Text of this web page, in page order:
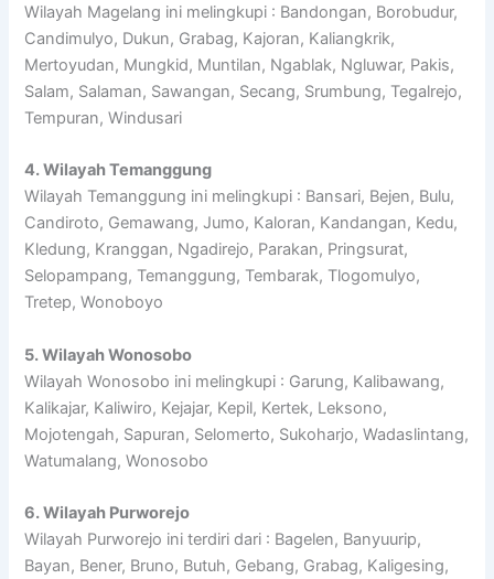
Wilayah Magelang ini melingkupi : Bandongan, Borobudur,
Candimulyo, Dukun, Grabag, Kajoran, Kaliangkrik,
Mertoyudan, Mungkid, Muntilan, Ngablak, Ngluwar, Pakis,
Salam, Salaman, Sawangan, Secang, Srumbung, Tegalrejo,
Tempuran, Windusari
4. Wilayah Temanggung
Wilayah Temanggung ini melingkupi : Bansari, Bejen, Bulu,
Candiroto, Gemawang, Jumo, Kaloran, Kandangan, Kedu,
Kledung, Kranggan, Ngadirejo, Parakan, Pringsurat,
Selopampang, Temanggung, Tembarak, Tlogomulyo,
Tretep, Wonoboyo
5. Wilayah Wonosobo
Wilayah Wonosobo ini melingkupi : Garung, Kalibawang,
Kalikajar, Kaliwiro, Kejajar, Kepil, Kertek, Leksono,
Mojotengah, Sapuran, Selomerto, Sukoharjo, Wadaslintang,
Watumalang, Wonosobo
6. Wilayah Purworejo
Wilayah Purworejo ini terdiri dari : Bagelen, Banyuurip,
Bayan, Bener, Bruno, Butuh, Gebang, Grabag, Kaligesing,